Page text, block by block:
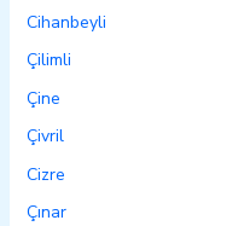
Cihanbeyli
Çilimli
Çine
Çivril
Cizre
Çınar